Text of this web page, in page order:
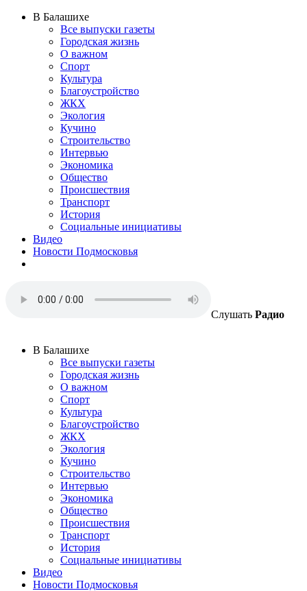
В Балашихе
Все выпуски газеты
Городская жизнь
О важном
Спорт
Культура
Благоустройство
ЖКХ
Экология
Кучино
Строительство
Интервью
Экономика
Общество
Происшествия
Транспорт
История
Социальные инициативы
Видео
Новости Подмосковья
Слушать Радио
В Балашихе
Все выпуски газеты
Городская жизнь
О важном
Спорт
Культура
Благоустройство
ЖКХ
Экология
Кучино
Строительство
Интервью
Экономика
Общество
Происшествия
Транспорт
История
Социальные инициативы
Видео
Новости Подмосковья